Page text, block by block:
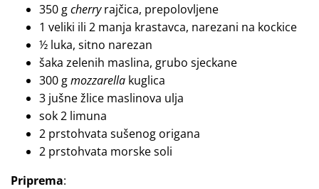
350 gcherryrajčica, prepolovljene
1 veliki ili 2 manja krastavca, narezani na kockice
½ luka, sitno narezan
šaka zelenih maslina, grubo sjeckane
300 gmozzarella kuglica
3 jušne žlice maslinova ulja
sok 2 limuna
2 prstohvata sušenog origana
2 prstohvata morske soli
Priprema: